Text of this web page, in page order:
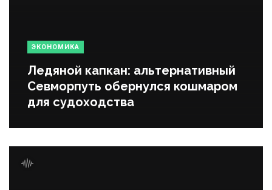
ЭКОНОМИКА
Ледяной капкан: альтернативный
Севморпуть обернулся кошмаром
для судоходства